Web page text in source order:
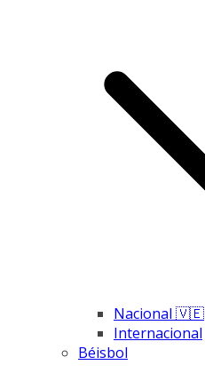
Nacional 🇻🇪
Internacional
Béisbol